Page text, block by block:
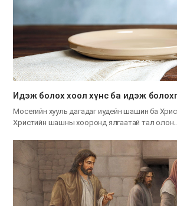
Идэж болох хоол хүнс ба идэж
Мосегийн хууль дагадаг иудейн шашин ба
Христийн шашны хооронд ялгаатай тал